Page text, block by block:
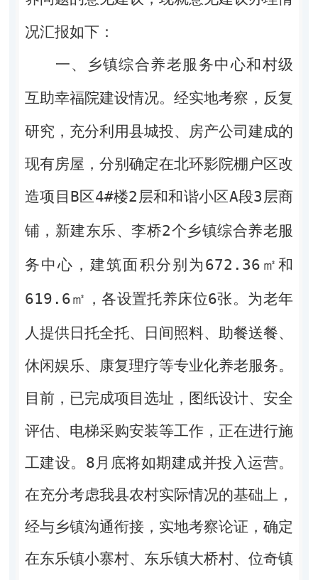
况汇报如下：
一、乡镇综合养老服务中心和村级
互助幸福院建设情况。经实地考察，反复
研究，充分利用县城投、房产公司建成的
现有房屋，分别确定在北环影院棚户区改
造项目 B区4#楼2 层和和谐小区A段3 层商
铺，新建东乐、李桥2个乡镇综合养老服
务中心，建筑面积分别为 672.36 ㎡和
619.6㎡，各设置托养床位6张。为老年
人提供日托全托、
日间照料、助餐送餐、
休闲娱乐、康复理疗等专业化养老服务。
目前，已完成项目选址，图纸设计、安全
评估、电梯采购安装等工作，正在进行施
工建设。8月底将如期建成并投入运营。
在充分考虑我县农村实际情况的基础上，
经与乡镇沟通衔接，实地考察论证，确定
在东乐镇小寨村、东乐镇大桥村、位奇镇